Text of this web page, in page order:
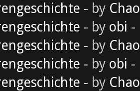
- by
- by obi -
- by
- by obi -
- by